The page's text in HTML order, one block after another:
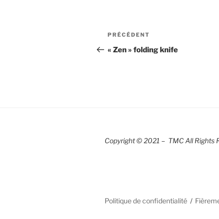
Navigation
de
Article
précédent
PRÉCÉDENT
« Zen » folding knife
Copyright © 2021 – TMC All Rights
Politique de confidentialité